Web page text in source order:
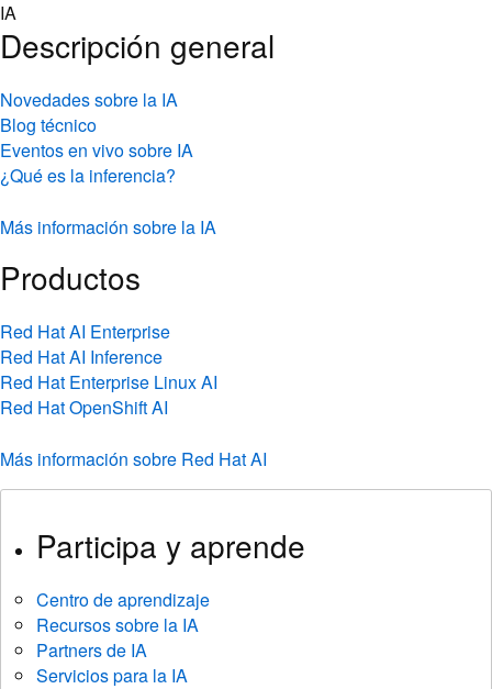
Skip
to
content
IA
Descripción general
Novedades sobre la IA
Blog técnico
Eventos en vivo sobre IA
¿Qué es la inferencia?
Más información sobre la IA
Productos
Red Hat AI Enterprise
Red Hat AI Inference
Red Hat Enterprise Linux AI
Red Hat OpenShift AI
Más información sobre Red Hat AI
Participa y aprende
Centro de aprendizaje
Recursos sobre la IA
Partners de IA
Servicios para la IA